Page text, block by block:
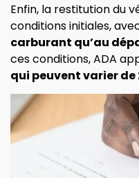
Enfin, la restitution du
conditions initiales,
carburant qu’au
ces conditions, ADA
qui peuvent varier de